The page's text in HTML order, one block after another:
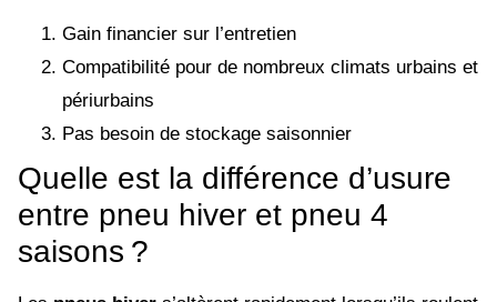
Gain financier sur l’entretien
Compatibilité pour de nombreux climats urbains et
périurbains
Pas besoin de stockage saisonnier
Quelle est la différence d’usure
entre pneu hiver et pneu 4
saisons ?